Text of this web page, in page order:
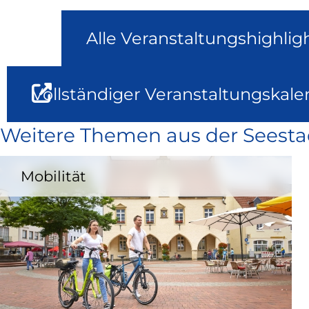
Alle
Vollständiger
Weitere Themen aus der
Mobilität